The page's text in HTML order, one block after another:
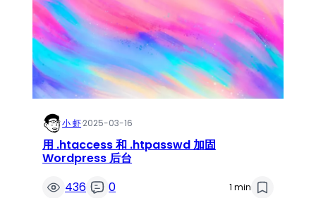
小 虾·2025-03-16
用 .htaccess 和 .htpasswd 加固
Wordpress 后台
436
0 1 min